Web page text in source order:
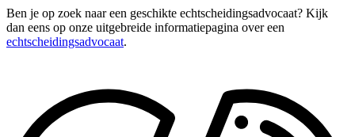
Ben je op zoek naar een geschikte echtscheidingsadvocaat? Kijk
dan eens op onze uitgebreide informatiepagina over een
echtscheidingsadvocaat.